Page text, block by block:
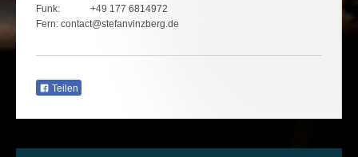
Funk:
+49 177 6814972
Fern: contact@stefanvinzberg.de
Teilen